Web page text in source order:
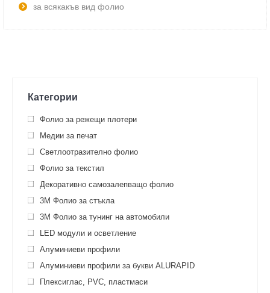
за всякакъв вид фолио
Категории
Фолио за режещи плотери
Медии за печат
Светлоотразително фолио
Фолио за текстил
Декоративно самозалепващо фолио
3M Фолио за стъкла
3M Фолио за тунинг на автомобили
LED модули и осветление
Алуминиеви профили
Алуминиеви профили за букви ALURAPID
Плексиглас, PVC, пластмаси